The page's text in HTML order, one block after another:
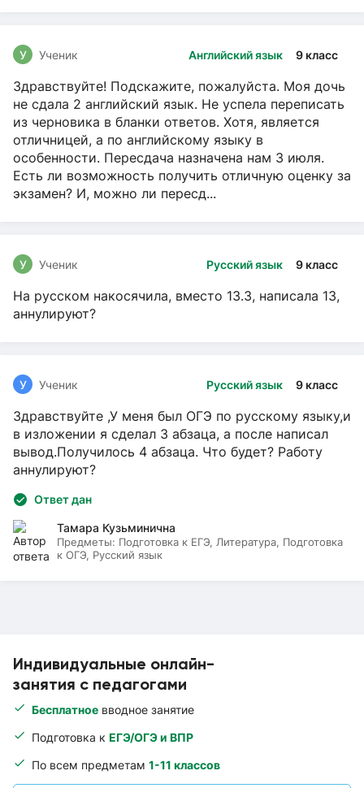
Индивидуальные онлайн-
занятия с педагогами
Бесплатное вводное занятие
Подготовка к ЕГЭ/ОГЭ и ВПР
По всем предметам 1-11 классов
Английский язык 9 класс
У Ученик
Здравствуйте! Подскажите, пожалуйста. Моя дочь
не сдала 2 английский язык. Не успела переписать
из черновика в бланки ответов. Хотя, является
отличницей, а по английскому языку в
особенности. Пересдача назначена нам 3 июля.
Есть ли возможность получить отличную оценку за
экзамен? И, можно ли пересд...
Русский язык 9 класс
У Ученик
На русском накосячила, вместо 13.3, написала 13,
аннулируют?
Русский язык 9 класс
У Ученик
Здравствуйте ,У меня был ОГЭ по русскому языку,и
в изложении я сделал 3 абзаца, а после написал
вывод.Получилось 4 абзаца. Что будет? Работу
аннулируют?
Ответ дан
Тамара Кузьминична
Предметы: Подготовка к ЕГЭ, Литература, Подготовка
к ОГЭ, Русский язык